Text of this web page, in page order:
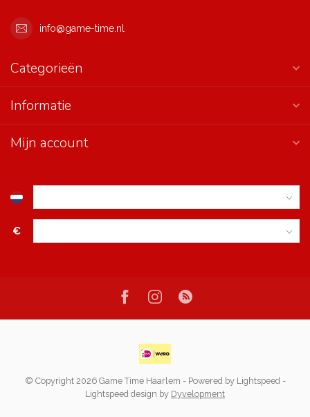
info@game-time.nl
Categorieën
Informatie
Mijn account
€
© Copyright 2026 Game Time Haarlem - Powered by Lightspeed-
Lightspeed design by Dyvelopment